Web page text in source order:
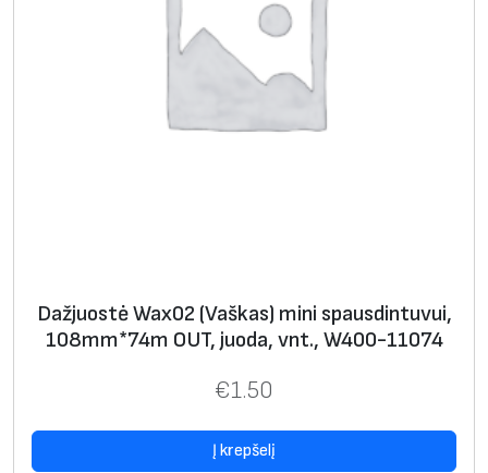
Dažjuostė Wax02 (Vaškas) mini spausdintuvui,
108mm*74m OUT, juoda, vnt., W400-11074
€1.50
Į krepšelį